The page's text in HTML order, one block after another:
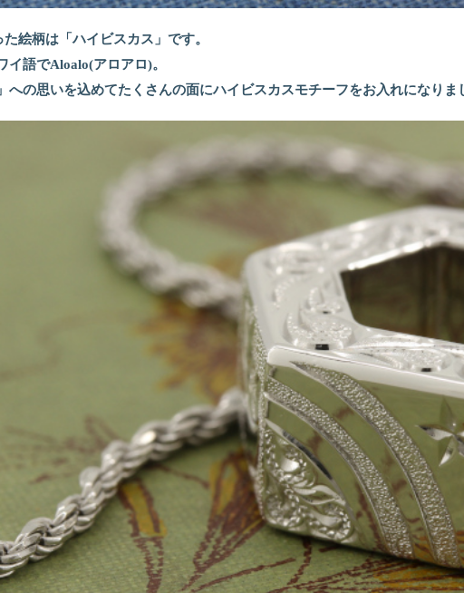
絵柄は「ハイビスカス」です。
イ語でAloalo(アロアロ)。
への思いを込めてたくさんの面にハイビスカスモチーフをお入れになりま